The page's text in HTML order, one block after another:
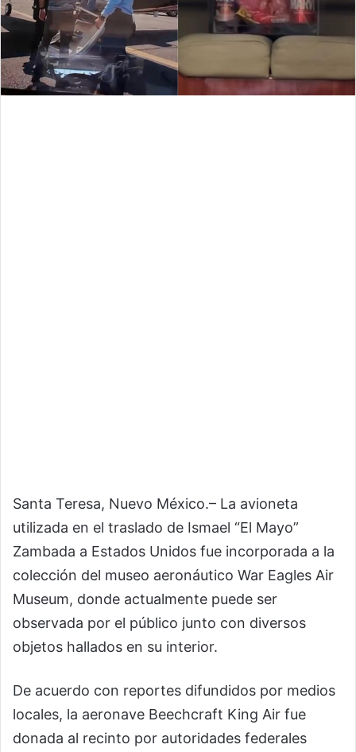
Santa Teresa, Nuevo México.– La avioneta
utilizada en el traslado de Ismael “El Mayo”
Zambada a Estados Unidos fue incorporada a la
colección del museo aeronáutico War Eagles Air
Museum, donde actualmente puede ser
observada por el público junto con diversos
objetos hallados en su interior.
De acuerdo con reportes difundidos por medios
locales, la aeronave Beechcraft King Air fue
donada al recinto por autoridades federales